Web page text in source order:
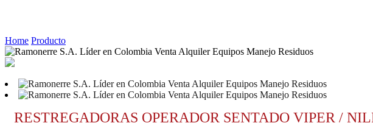
Home Producto
RESTREGADORAS OPERADOR SENTADO VIPER /